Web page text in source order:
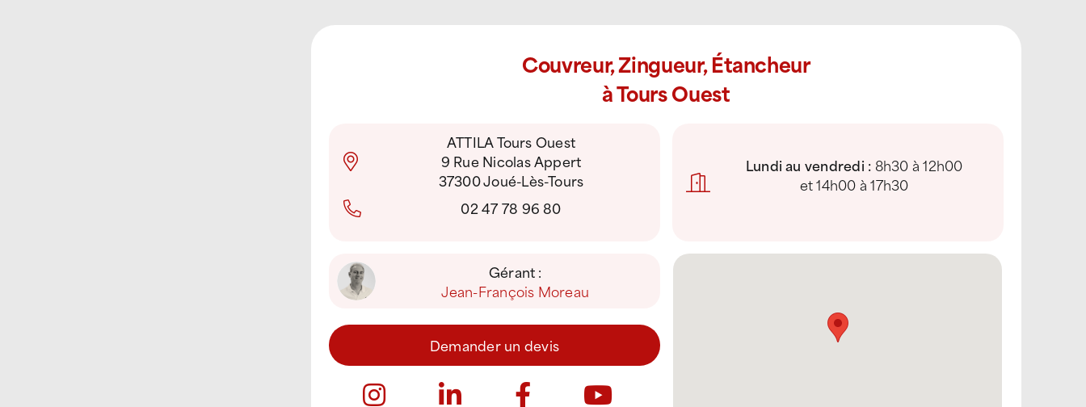
Couvreur, Zingueur, Étancheur
à Tours Ouest
ATTILA Tours Ouest
9 Rue Nicolas Appert
37300 Joué-Lès-Tours
02 47 78 96 80
Lundi au vendredi : 8h30 à 12h00
et 14h00 à 17h30
Gérant :
Jean-François Moreau
Demander un devis